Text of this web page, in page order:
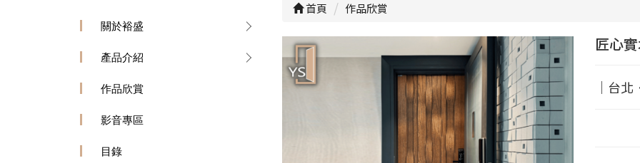
關於裕盛
產品介紹
作品欣賞
影音專區
目錄
首頁 作品欣賞
匠心
｜台北